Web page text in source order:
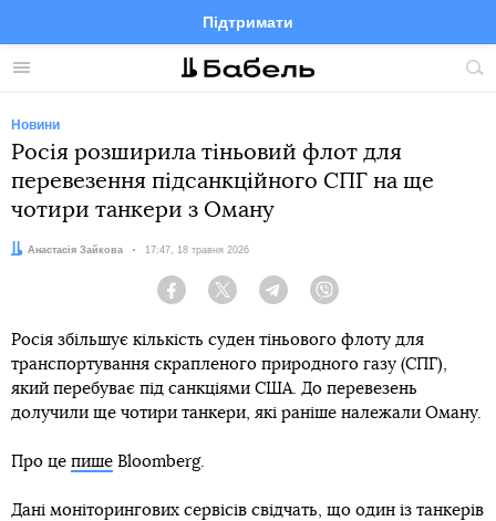
Меню
Підтримати
FacebookTelegramTwitter
Новини
Росія розширила тіньовий флот для
перевезення підсанкційного СПГ на ще
чотири танкери з Оману
Автор:
Анастасія Зайкова Дата:
17:47, 18 травня 2026
Facebook Twitter Telegram
Росія збільшує кількість суден тіньового флоту для
транспортування скрапленого природного газу (СПГ),
який перебуває під санкціями США. До перевезень
долучили ще чотири танкери, які раніше належали Оману.
Про це пише Bloomberg.
Дані моніторингових сервісів свідчать, що один із танкерів